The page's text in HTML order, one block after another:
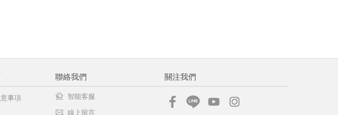
或訂購流程指引，請瀏覽購物流程說
事項
聯絡我們
智能客服
線上留言
關注我們